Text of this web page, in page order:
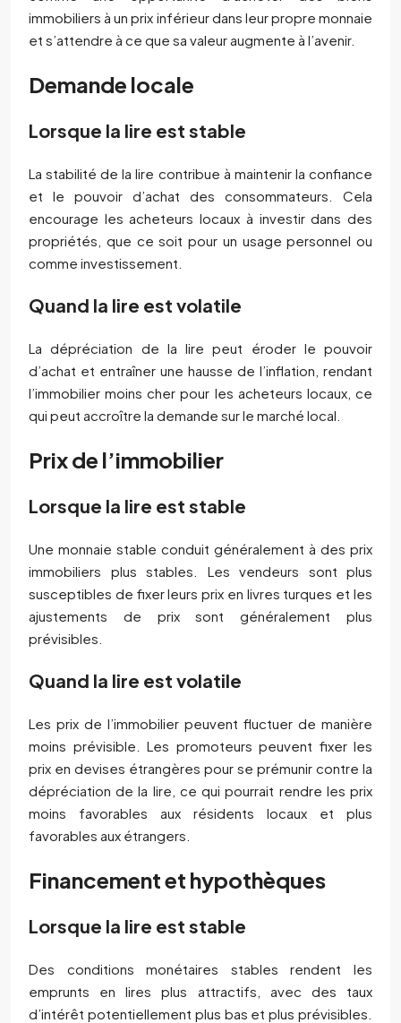
immobiliers à un prix inférieur dans leur propre monnaie
et s’attendre à ce que sa valeur augmente à l’avenir.
Demande locale
Lorsque la lire est stable
La stabilité de la lire contribue à maintenir la confiance
et le pouvoir d’achat des consommateurs. Cela
encourage les acheteurs locaux à investir dans des
propriétés, que ce soit pour un usage personnel ou
comme investissement.
Quand la lire est volatile
La dépréciation de la lire peut éroder le pouvoir
d’achat et entraîner une hausse de l’inflation, rendant
l’immobilier moins cher pour les acheteurs locaux, ce
qui peut accroître la demande sur le marché local.
Prix de l’immobilier
Lorsque la lire est stable
Une monnaie stable conduit généralement à des prix
immobiliers plus stables. Les vendeurs sont plus
susceptibles de fixer leurs prix en livres turques et les
ajustements de prix sont généralement plus
prévisibles.
Quand la lire est volatile
Les prix de l’immobilier peuvent fluctuer de manière
moins prévisible. Les promoteurs peuvent fixer les
prix en devises étrangères pour se prémunir contre la
dépréciation de la lire, ce qui pourrait rendre les prix
moins favorables aux résidents locaux et plus
favorables aux étrangers.
Financement et hypothèques
Lorsque la lire est stable
Des conditions monétaires stables rendent les
emprunts en lires plus attractifs, avec des taux
d’intérêt potentiellement plus bas et plus prévisibles.